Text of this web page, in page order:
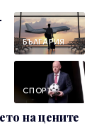
БЪЛГАРИЯ
СПОРТ
на цените